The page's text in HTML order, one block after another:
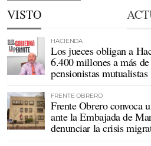
VISTO
HACIENDA
Los jueces obligan a
6.400 millones a más
pensionistas mutualistas
FRENTE OBRERO
Frente Obrero convoca
ante la Embajada de
denunciar la crisis